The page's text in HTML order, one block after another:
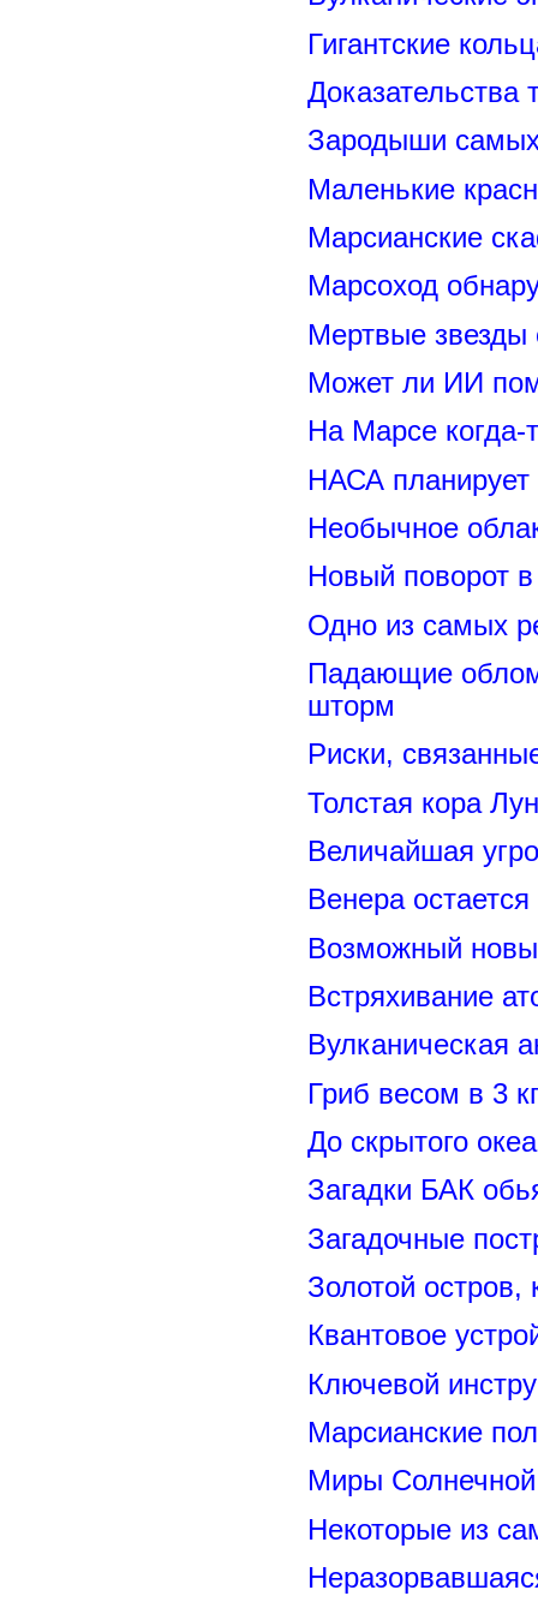
Гигантские
Доказательства
Зародыши самых
Маленькие
Марсианские
Марсоход
Мертвые звезды
Может ли ИИ
На Марсе
НАСА
Необычное
Новый поворот
Одно из самых
Падающие
шторм
Риски,
Толстая кора
Величайшая
Венера
Возможный
Встряхивание
Вулканическая
Гриб весом в 3
До скрытого
Загадки БАК
Загадочные
Золотой остров,
Квантовое
Ключевой
Марсианские
Миры
Некоторые из